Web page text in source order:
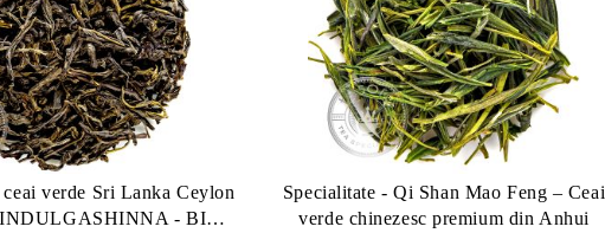
verde Sri Lanka Ceylon
- BIO
Specialitate - Qi Shan Mao Feng – Ceai
verde chinezesc premium din Anhui